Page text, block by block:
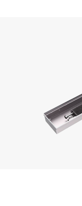
Пн-Пт, 9:00—18:00